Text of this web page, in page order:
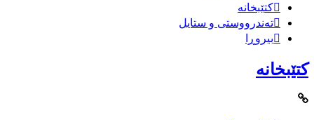
کتێبخانە
تەندرووستی و ستایل
بیروڕا
کتێبخانە